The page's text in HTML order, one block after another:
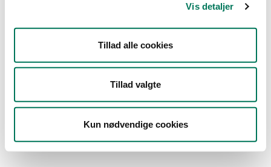
Vis detaljer
Tillad alle cookies
Tillad valgte
Kun nødvendige cookies
År Måned